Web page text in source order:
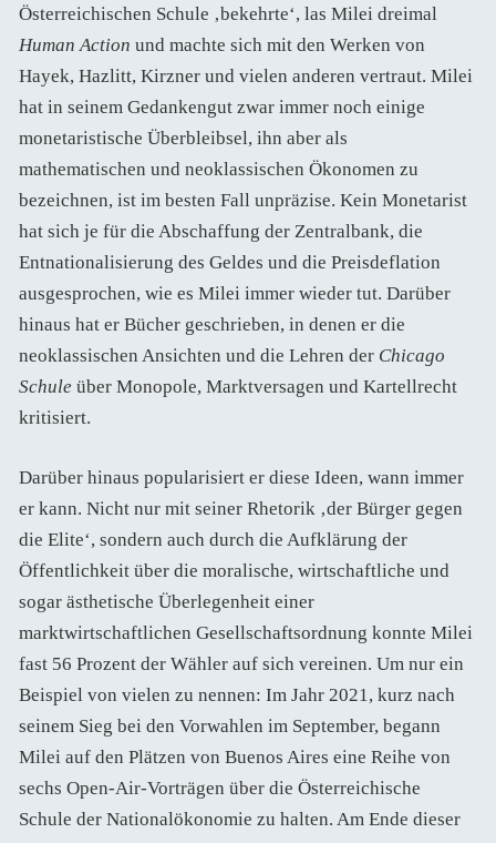
Österreichischen Schule ‚bekehrte‘, las Milei dreimal
Human Action und machte sich mit den Werken von
Hayek, Hazlitt, Kirzner und vielen anderen vertraut. Milei
hat in seinem Gedankengut zwar immer noch einige
monetaristische Überbleibsel, ihn aber als
mathematischen und neoklassischen Ökonomen zu
bezeichnen, ist im besten Fall unpräzise. Kein Monetarist
hat sich je für die Abschaffung der Zentralbank, die
Entnationalisierung des Geldes und die Preisdeflation
ausgesprochen, wie es Milei immer wieder tut. Darüber
hinaus hat er Bücher geschrieben, in denen er die
neoklassischen Ansichten und die Lehren der Chicago
Schule über Monopole, Marktversagen und Kartellrecht
kritisiert.
Darüber hinaus popularisiert er diese Ideen, wann immer
er kann. Nicht nur mit seiner Rhetorik ‚der Bürger gegen
die Elite‘, sondern auch durch die Aufklärung der
Öffentlichkeit über die moralische, wirtschaftliche und
sogar ästhetische Überlegenheit einer
marktwirtschaftlichen Gesellschaftsordnung konnte Milei
fast 56 Prozent der Wähler auf sich vereinen. Um nur ein
Beispiel von vielen zu nennen: Im Jahr 2021, kurz nach
seinem Sieg bei den Vorwahlen im September, begann
Milei auf den Plätzen von Buenos Aires eine Reihe von
sechs Open-Air-Vorträgen über die Österreichische
Schule der Nationalökonomie zu halten. Am Ende dieser